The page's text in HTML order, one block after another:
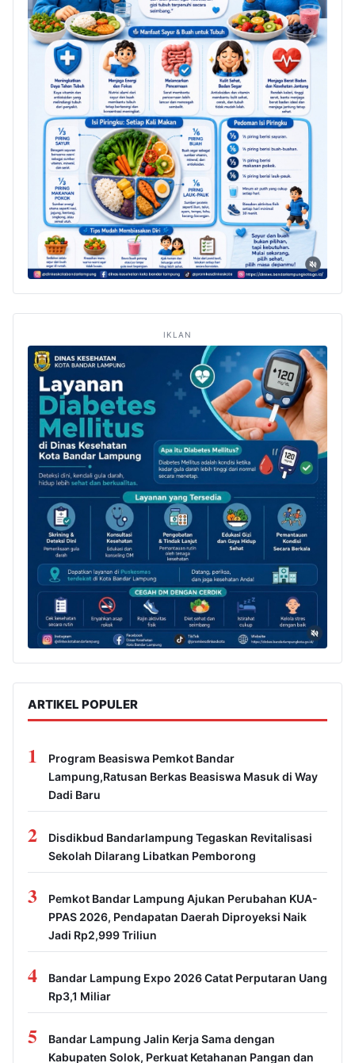
IKLAN
ARTIKEL POPULER
1
Program Beasiswa Pemkot Bandar
Lampung,Ratusan Berkas Beasiswa Masuk di Way
Dadi Baru
2
Disdikbud Bandarlampung Tegaskan Revitalisasi
Sekolah Dilarang Libatkan Pemborong
3
Pemkot Bandar Lampung Ajukan Perubahan KUA-
PPAS 2026, Pendapatan Daerah Diproyeksi Naik
Jadi Rp2,999 Triliun
4
Bandar Lampung Expo 2026 Catat Perputaran Uang
Rp3,1 Miliar
5
Bandar Lampung Jalin Kerja Sama dengan
Kabupaten Solok, Perkuat Ketahanan Pangan dan